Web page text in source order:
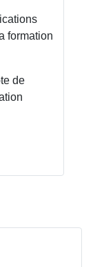
formation
de